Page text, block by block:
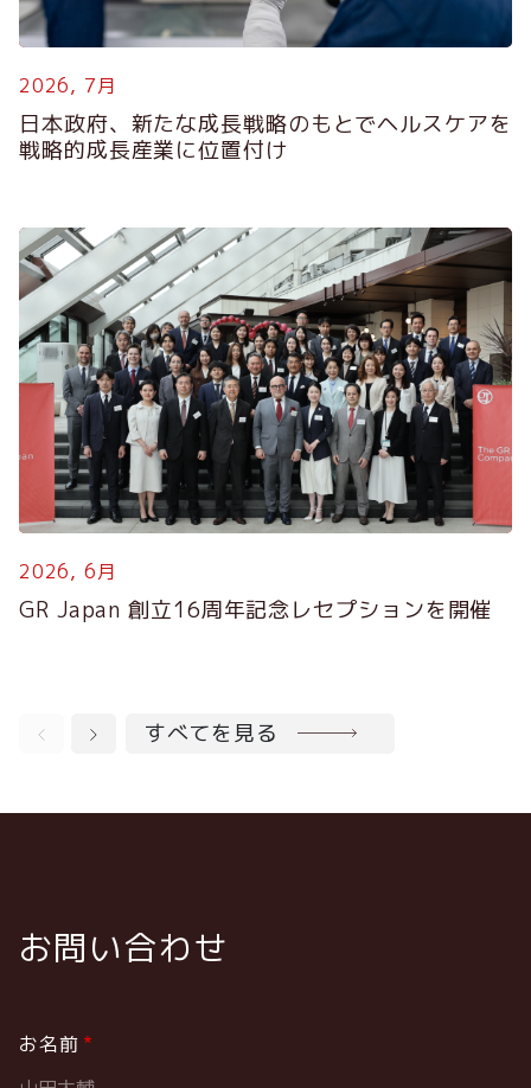
2026, 7月
日本政府、新たな成長戦略のもとでヘルスケアを
戦略的成長産業に位置付け
2026, 6月
GR Japan 創立16周年記念レセプションを開催
すべてを見る
お問い合わせ
お名前